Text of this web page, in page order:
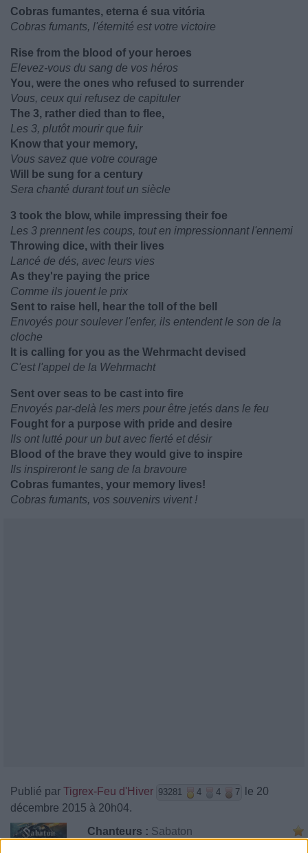
Cobras fumantes, eterna é sua vitória
Cobras fumants, l'éternité est votre victoire
Rise from the blood of your heroes
Elevez-vous du sang de vos héros
You, were the ones who refused to surrender
Vous, ceux qui refusez de capituler
The 3, rather died than to flee,
Les 3, plutôt mourir que fuir
Know that your memory,
Vous savez que votre courage
Will be sung for a century
Sera chanté durant tout un siècle
3 took the blow, while impressing their foe
Les 3 prennent les coups, tout en impressionnant l'ennemi
Throwing dice, with their lives
Lancé de dés, avec leurs vies
As they're paying the price
Comme ils jouent le prix
Sent to raise hell, hear the toll of the bell
Envoyés pour soulever l'enfer, ils entendent le son de la
cloche
It is calling for you as the Wehrmacht devised
C'est l'appel de la Wehrmacht
Sent over seas to be cast into fire
Envoyés par-delà les mers pour être jetés dans le feu
Fought for a purpose with pride and desire
Ils ont lutté pour un but avec fierté et désir
Blood of the brave they would give to inspire
Ils inspireront le sang de la bravoure
Cobras fumantes, your memory lives!
Cobras fumants, vos souvenirs vivent !
Publié par Tigrex-Feu d'Hiver 93281 4 4 7
le 20
décembre 2015 à 20h04.
Chanteurs : Sabaton